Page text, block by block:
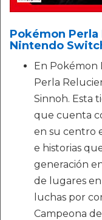
Pokémon
Nintendo
En Pokémon
Perla
Sinnoh. Esta
que cuenta
en su centro
e historias
generación
de lugares
luchas por
Campeona